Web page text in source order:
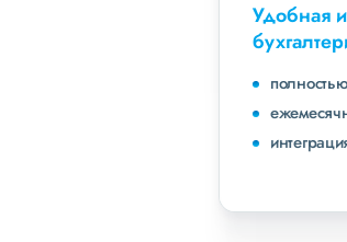
Удобная и безопасная
полностью «белая бухгалтерия»
ежемесячные сверки расчетов с
интеграция заявок с 1С